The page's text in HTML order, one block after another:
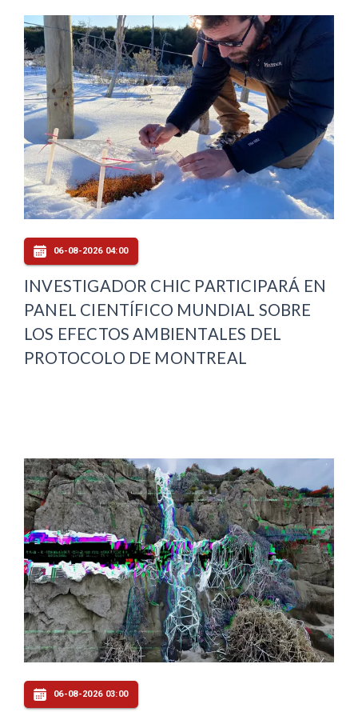
06-08-2026 04:00
INVESTIGADOR CHIC PARTICIPARÁ EN
PANEL CIENTÍFICO MUNDIAL SOBRE
LOS EFECTOS AMBIENTALES DEL
PROTOCOLO DE MONTREAL
06-08-2026 03:00